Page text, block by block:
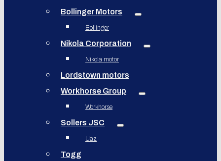
Bollinger Motors
Bollinger
Nikola Corporation
Nikola motor
Lordstown motors
Workhorse Group
Workhorse
Sollers JSC
Uaz
Togg